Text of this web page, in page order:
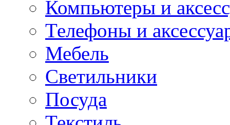
Компьютеры и
Телефоны и
Мебель
Светильники
Посуда